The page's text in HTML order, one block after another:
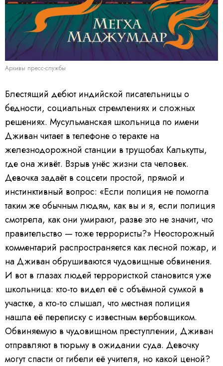
Архивы пресс-службы
Блестящий дебют индийской писательницы о
бедности, социальных стремлениях и сложных
решениях. Мусульманская школьница по имени
Дживан читает в телефоне о теракте на
железнодорожной станции в трущобах Калькутты,
где она живёт. Взрыв унёс жизни ста человек.
Девочка задаёт в соцсети простой, прямой и
инстинктивный вопрос: «Если полиция не помогла
таким же обычным людям, как вы и я, если полиция
смотрела, как они умирают, разве это не значит, что
правительство — тоже террористы?» Неосторожный
комментарий распространяется как лесной пожар, и
на Дживан обрушиваются чудовищные обвинения.
И вот в глазах людей террористкой становится уже
школьница: кто-то видел её с объёмной сумкой в
участке, а кто-то слышал, что местная полиция
нашла её переписку с известным вербовщиком.
Обвиняемую в чудовищном преступлении, Дживан
отправляют в тюрьму в ожидании суда. Девочку
могут спасти от гибели её учителя, но какой ценой?